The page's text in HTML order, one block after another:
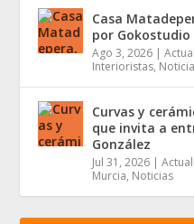
Casa
por Gokostudio
Ago 3, 2026 |
Interioristas,
Curvas y
que invita a
González
Jul 31, 2026 |
Murcia, Noticias